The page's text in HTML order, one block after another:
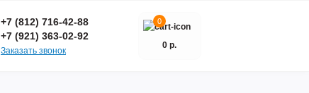
+7 (812) 716-42-88
+7 (921) 363-02-92
Заказать звонок
0
0 р.